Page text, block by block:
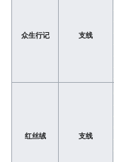
众生行记 支线
红丝绒 支线